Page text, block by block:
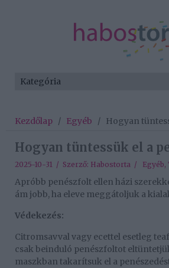
Kezdőlap / Egyéb / Hogyan
Hogyan tüntessük el a
2025-10-31 / Szerző: Habostorta / Egyéb,
Apróbb penészfolt ellen házi
ám jobb, ha eleve meggátoljuk a
Védekezés:
Citromsavval vagy ecettel esetleg
csak beinduló penészfoltot
maszkban takarítsuk el a